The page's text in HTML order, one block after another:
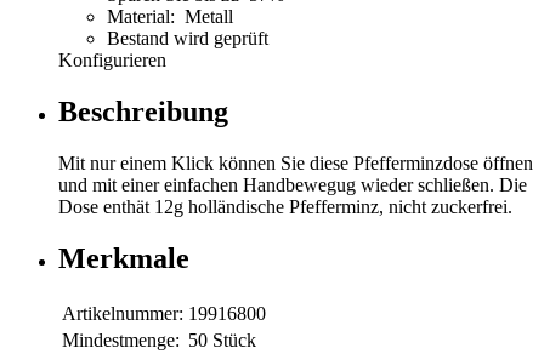
Material: Metall
Bestand wird geprüft
Konfigurieren
Beschreibung
Mit nur einem Klick können Sie diese Pfefferminzdose öffnen
und mit einer einfachen Handbewegug wieder schließen. Die
Dose enthät 12g holländische Pfefferminz, nicht zuckerfrei.
Merkmale
Artikelnummer: 19916800
Mindestmenge: 50 Stück